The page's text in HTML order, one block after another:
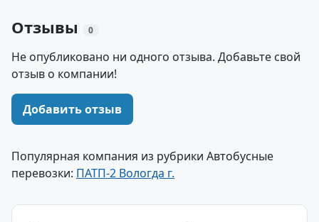
Отзывы 0
Не опубликовано ни одного отзыва. Добавьте свой
отзыв о компании!
Добавить отзыв
Популярная компания из рубрики Автобусные
перевозки: ПАТП-2 Вологда г.